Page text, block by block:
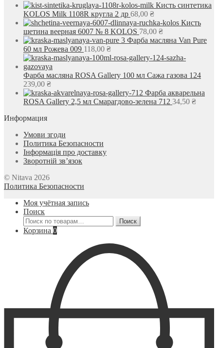
Кисть синтетика
KOLOS Milk 1108R кругла 2 др 68,00 ₴
Кисть
щетина веерная 6007 № 8 KOLOS 78,00 ₴
Фарба масляна Van Pure
60 мл Рожева 009 118,00 ₴
Фарба масляна ROSA Gallery 100 мл Сажа газова 124
239,00 ₴
Фарба акварельна
ROSA Gallery 2,5 мл Смарагдово-зелена 712 34,50 ₴
Информация
Умови згоди
Политика Безопасности
Інформація про доставку
Зворотній зв’язок
© Nitava 2026
Политика Безопасности
Моя учётная запись
Поиск
Искать:
Поиск
Корзина 0